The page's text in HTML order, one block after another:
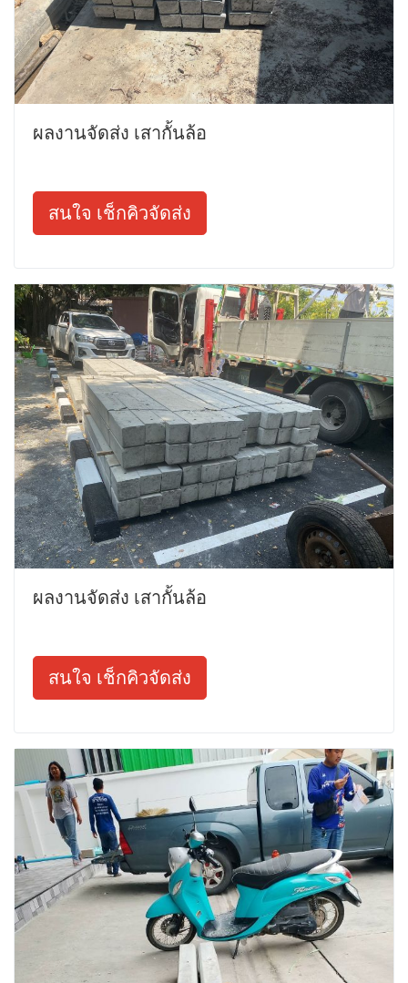
ผลงานจัดส่ง เสากั้นล้อ
สนใจ เช็กคิวจัดส่ง
ผลงานจัดส่ง เสากั้นล้อ
สนใจ เช็กคิวจัดส่ง